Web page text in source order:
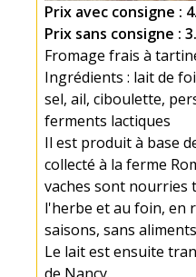
Prix avec consigne :
Prix sans consigne :
Fromage frais à
Ingrédients : lait de
sel, ail, ciboulette,
ferments lactiques
Il est produit à base
collecté à la ferme
vaches sont nourries
l'herbe et au foin, en
saisons, sans
Le lait est ensuite